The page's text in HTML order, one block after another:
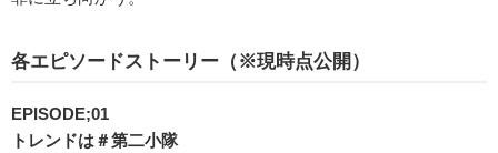
各エピソードストーリー（※現時点公開）
EPISODE;01
トレンドは＃第二小隊